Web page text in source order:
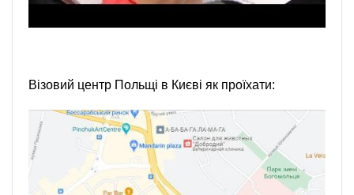
Візовий центр Польщі в Києві як проїхати: